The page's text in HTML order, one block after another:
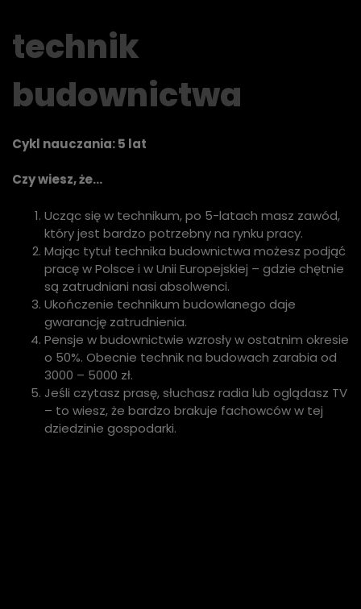
technik
budownictwa
Cykl nauczania: 5 lat
Czy wiesz, że…
Ucząc się w technikum, po 5-latach masz zawód,
który jest bardzo potrzebny na rynku pracy.
Mając tytuł technika budownictwa możesz podjąć
pracę w Polsce i w Unii Europejskiej – gdzie chętnie
są zatrudniani nasi absolwenci.
Ukończenie technikum budowlanego daje
gwarancję zatrudnienia.
Pensje w budownictwie wzrosły w ostatnim okresie
o 50%. Obecnie technik na budowach zarabia od
3000 – 5000 zł.
Jeśli czytasz prasę, słuchasz radia lub oglądasz TV
– to wiesz, że bardzo brakuje fachowców w tej
dziedzinie gospodarki.